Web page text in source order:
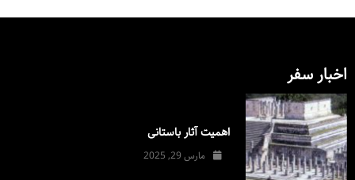
اخبار سفر
اهمیت آثار باستانی
مارس 29, 2025